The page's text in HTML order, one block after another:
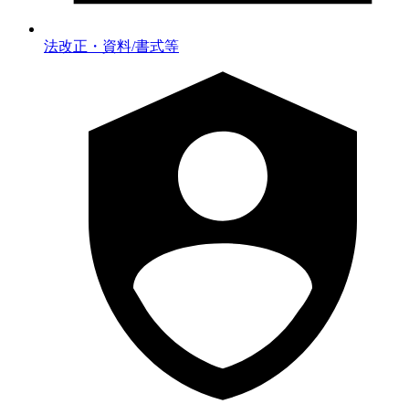
法改正・資料/書式等